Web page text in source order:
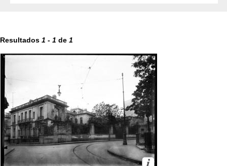
Resultados 1 - 1 de 1